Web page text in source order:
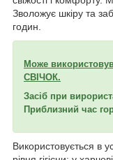
Зволожує шкіру та
годин.
Може
СВІЧОК.
Засіб при
Приблизний час
Використовується в